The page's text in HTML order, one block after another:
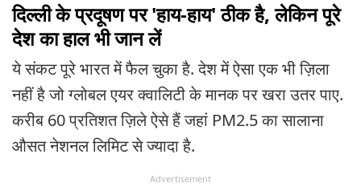
दिल्ली के प्रदूषण पर 'हाय-हाय' ठीक है, लेकिन पूरे
देश का हाल भी जान लें
ये संकट पूरे भारत में फैल चुका है. देश में ऐसा एक भी ज़िला
नहीं है जो ग्लोबल एयर क्वालिटी के मानक पर खरा उतर पाए.
करीब 60 प्रतिशत ज़िले ऐसे हैं जहां PM2.5 का सालाना
औसत नेशनल लिमिट से ज्यादा है.
Advertisement